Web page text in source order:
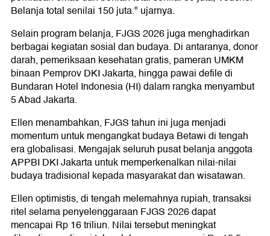
Belanja total senilai 150 juta." ujarnya.
Selain program belanja, FJGS 2026 juga menghadirkan
berbagai kegiatan sosial dan budaya. Di antaranya, donor
darah, pemeriksaan kesehatan gratis, pameran UMKM
binaan Pemprov DKI Jakarta, hingga pawai defile di
Bundaran Hotel Indonesia (HI) dalam rangka menyambut
5 Abad Jakarta.
Ellen menambahkan, FJGS tahun ini juga menjadi
momentum untuk mengangkat budaya Betawi di tengah
era globalisasi. Mengajak seluruh pusat belanja anggota
APPBI DKI Jakarta untuk memperkenalkan nilai-nilai
budaya tradisional kepada masyarakat dan wisatawan.
Ellen optimistis, di tengah melemahnya rupiah, transaksi
ritel selama penyelenggaraan FJGS 2026 dapat
mencapai Rp 16 triliun. Nilai tersebut meningkat